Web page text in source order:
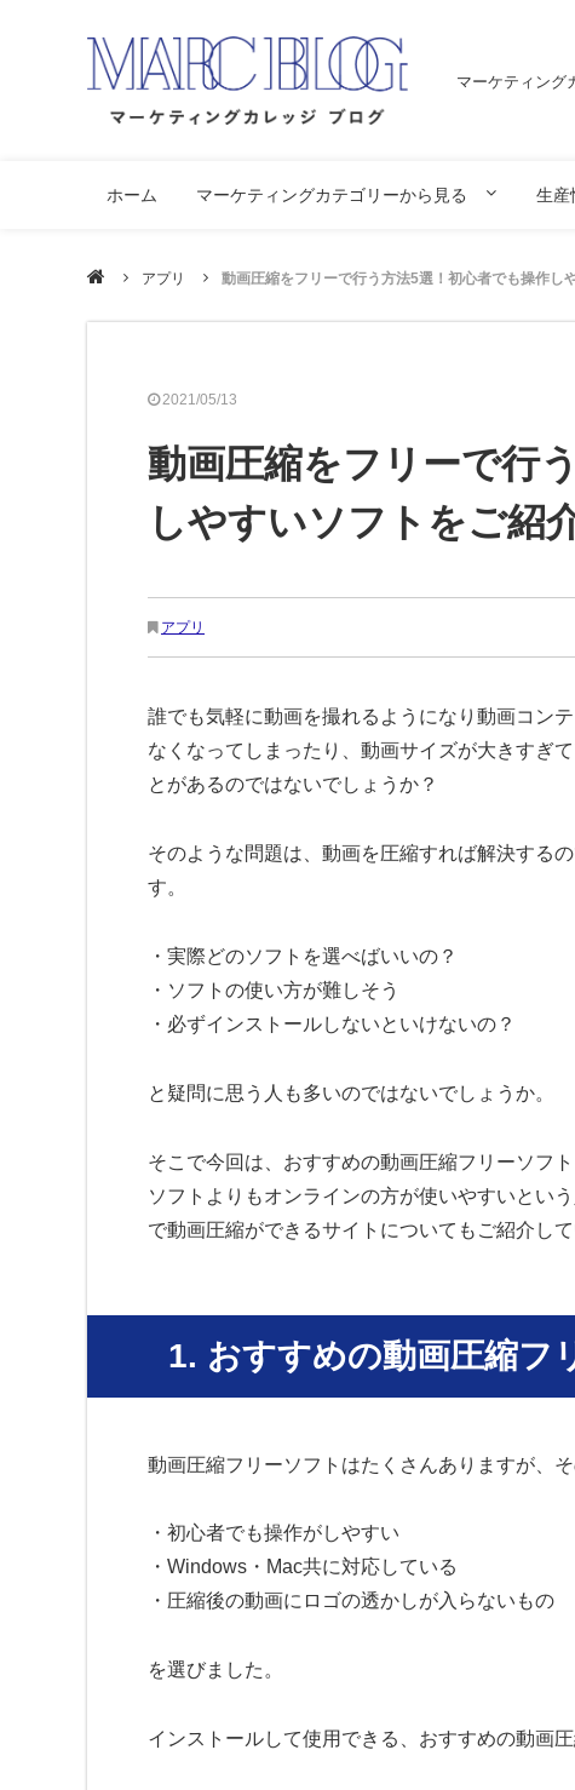
マーケティング
ホーム マーケティングカテゴリーから見る 生産
アプリ 動画圧縮をフリーで行う方法5選！初心者でも操作し
2021/05/13
動画圧縮をフリーで行
しやすいソフトをご紹
アプリ
誰でも気軽に動画を撮れるようになり動画コン
なくなってしまったり、動画サイズが大きすぎ
とがあるのではないでしょうか？
そのような問題は、動画を圧縮すれば解決する
す。
・実際どのソフトを選べばいいの？
・ソフトの使い方が難しそう
・必ずインストールしないといけないの？
と疑問に思う人も多いのではないでしょうか。
そこで今回は、おすすめの動画圧縮フリーソフト
ソフトよりもオンラインの方が使いやすいとい
で動画圧縮ができるサイトについてもご紹介し
1. おすすめの動画圧縮フ
動画圧縮フリーソフトはたくさんありますが、そ
・初心者でも操作がしやすい
・Windows・Mac共に対応している
・圧縮後の動画にロゴの透かしが入らないもの
を選びました。
インストールして使用できる、おすすめの動画